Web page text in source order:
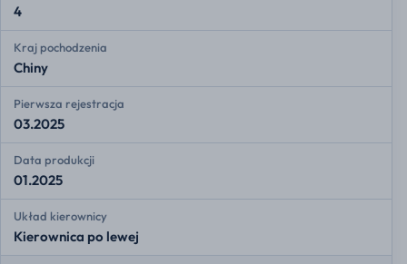
4
Kraj pochodzenia
Chiny
Pierwsza rejestracja
03.2025
Data produkcji
01.2025
Układ kierownicy
Kierownica po lewej